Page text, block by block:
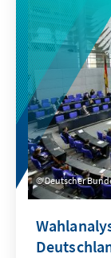
Leistungen
Deutscher